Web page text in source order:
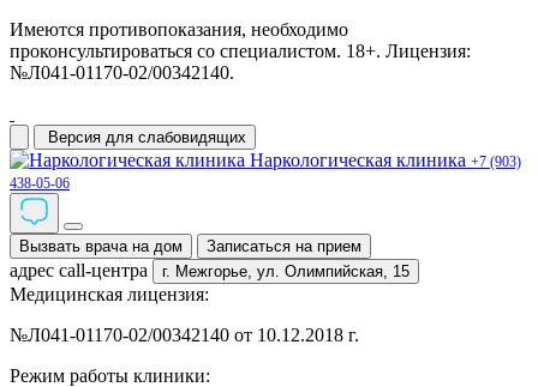
Имеются противопоказания, необходимо
проконсультироваться со специалистом. 18+. Лицензия:
№Л041-01170-02/00342140.
Версия для слабовидящих
Наркологическая клиника +7 (903)
438-05-06
Вызвать врача на дом Записаться на прием
адрес call-центра г. Межгорье, ул. Олимпийская, 15
Медицинская лицензия:
№Л041-01170-02/00342140 от 10.12.2018 г.
Режим работы клиники: